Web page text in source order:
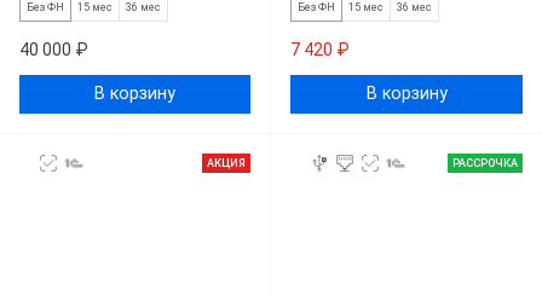
Без ФН 15 мес 36 мес
40 000 ₽
В корзину
Без ФН 15 мес 36 мес
7 420 ₽
В корзину
АКЦИЯ РАССРОЧКА